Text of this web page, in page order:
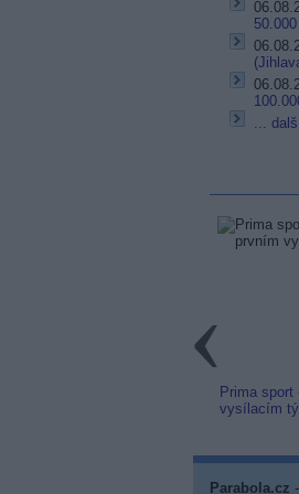
...
Prima sport
vysílacím
Parabola.cz